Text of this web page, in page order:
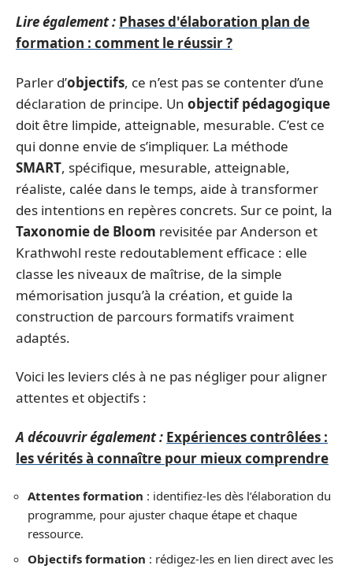
Lire également : Phases d'élaboration plan de
formation : comment le réussir ?
Parler d’objectifs, ce n’est pas se contenter d’une
déclaration de principe. Un objectif pédagogique
doit être limpide, atteignable, mesurable. C’est ce
qui donne envie de s’impliquer. La méthode
SMART, spécifique, mesurable, atteignable,
réaliste, calée dans le temps, aide à transformer
des intentions en repères concrets. Sur ce point, la
Taxonomie de Bloom revisitée par Anderson et
Krathwohl reste redoutablement efficace : elle
classe les niveaux de maîtrise, de la simple
mémorisation jusqu’à la création, et guide la
construction de parcours formatifs vraiment
adaptés.
Voici les leviers clés à ne pas négliger pour aligner
attentes et objectifs :
A découvrir également : Expériences contrôlées :
les vérités à connaître pour mieux comprendre
Attentes formation : identifiez-les dès l’élaboration du
programme, pour ajuster chaque étape et chaque
ressource.
Objectifs formation : rédigez-les en lien direct avec les